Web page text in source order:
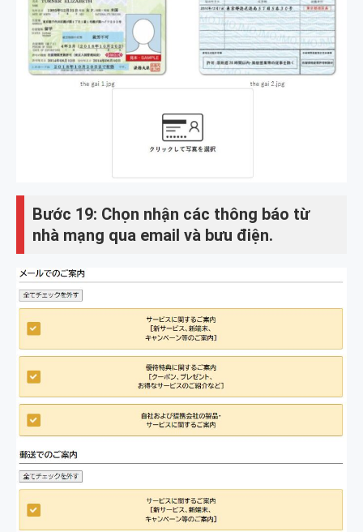
Bước 19: Chọn nhận các thông báo từ
nhà mạng qua email và bưu điện.